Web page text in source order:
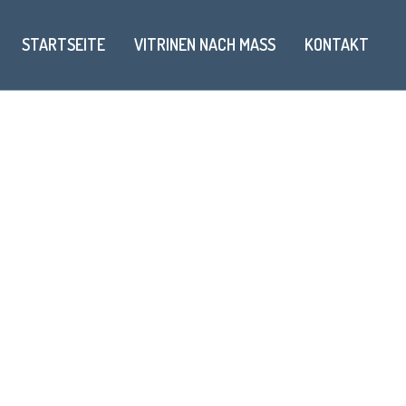
STARTSEITE VITRINEN NACH MASS KONTAKT